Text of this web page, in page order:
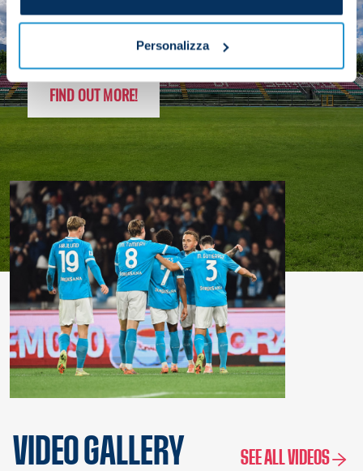
Personalizza
FOLLOW THE CHAMPS' JOURNEY
FIND OUT MORE!
VIDEO GALLERY SEE ALL VIDEOS